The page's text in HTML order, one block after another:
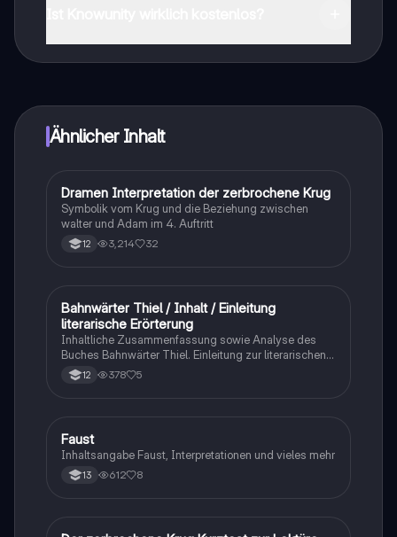
Ähnlicher Inhalt
Deutsch
Dramen Interpretation der zerbrochene Krug
Symbolik vom Krug und die Beziehung zwischen
walter und Adam im 4. Auftritt
12 3,214 32
Deutsch
Bahnwärter Thiel / Inhalt / Einleitung
literarische Erörterung
Inhaltliche Zusammenfassung sowie Analyse des
Buches Bahnwärter Thiel. Einleitung zur literarischen
Erörterung Epochenübersicht zum Naturalismus.
12 378 5
Deutsch
Faust
Inhaltsangabe Faust, Interpretationen und vieles mehr
13 612 8